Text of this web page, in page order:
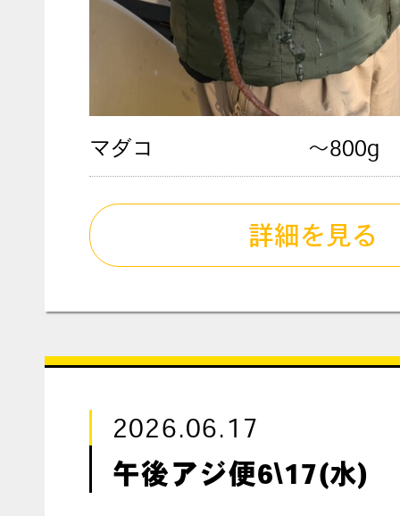
マダコ 〜800g
詳細を見る
2026.06.17
午後アジ便6\17(水)